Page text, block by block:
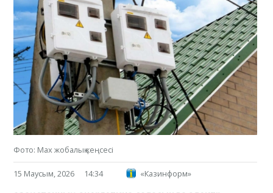
Фото: Max жобалық кеңсесі
15 Маусым, 2026 14:34 «Казинформ»